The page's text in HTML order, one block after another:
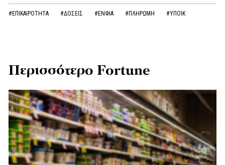
#ΕΠΙΚΑΙΡΟΤΗΤΑ #ΔΟΣΕΙΣ #ΕΝΦΙΑ #ΠΛΗΡΩΜΗ #ΥΠΟΙΚ
Περισσότερο Fortune